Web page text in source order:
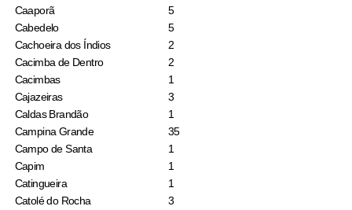
Caaporã
5
Cabedelo
5
Cachoeira dos Índios
2
Cacimba de Dentro
2
Cacimbas
1
Cajazeiras
3
Caldas Brandão
1
Campina Grande
35
Campo de Santa
1
Capim
1
Catingueira
1
Catolé do Rocha
3